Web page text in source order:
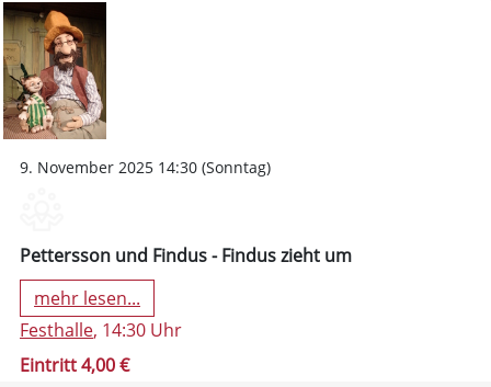
9. November 2025 14:30 (Sonntag)
Pettersson und Findus - Findus zieht um
mehr lesen...
Festhalle, 14:30 Uhr
Eintritt 4,00 €